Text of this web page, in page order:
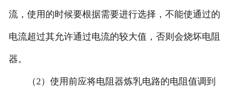
流，使用的时候要根据需要进行选择，不能使通过的
电流超过其允许通过电流的较大值，否则会烧坏电阻
器。
（2）使用前应将电阻器炼乳电路的电阻值调到